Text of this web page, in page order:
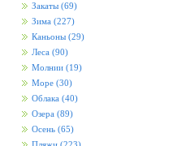
Закаты (69)
Зима (227)
Каньоны (29)
Леса (90)
Молнии (19)
Море (30)
Облака (40)
Озера (89)
Осень (65)